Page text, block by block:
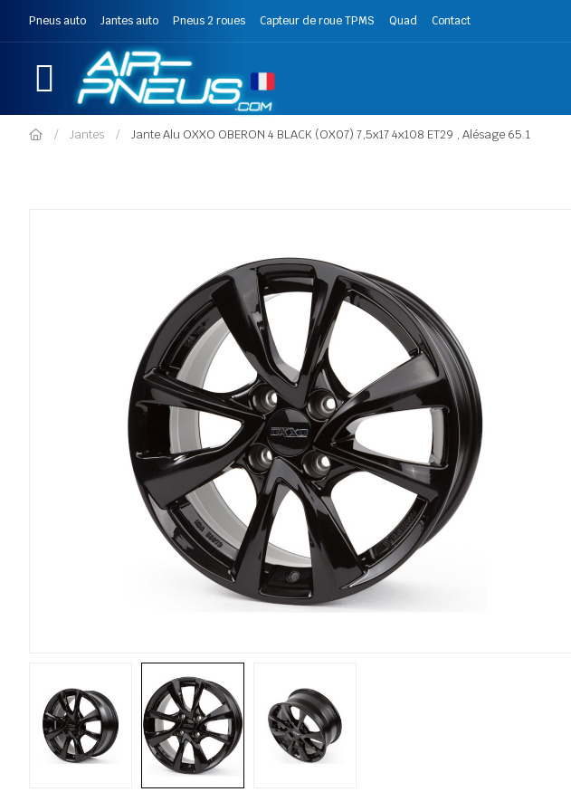
Pneus auto Jantes auto Pneus 2 roues Capteur de roue TPMS Quad Contact
Jantes Jante Alu OXXO OBERON 4 BLACK (OX07) 7,5x17 4x108 ET29 , Alésage 65.1